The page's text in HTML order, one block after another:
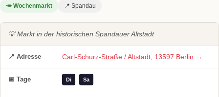
🥕 Wochenmarkt 📍 Spandau
💡 Markt in der historischen Spandauer Altstadt
📍 Adresse Carl-Schurz-Straße / Altstadt, 13597 Berlin →
📅 Tage Di Sa